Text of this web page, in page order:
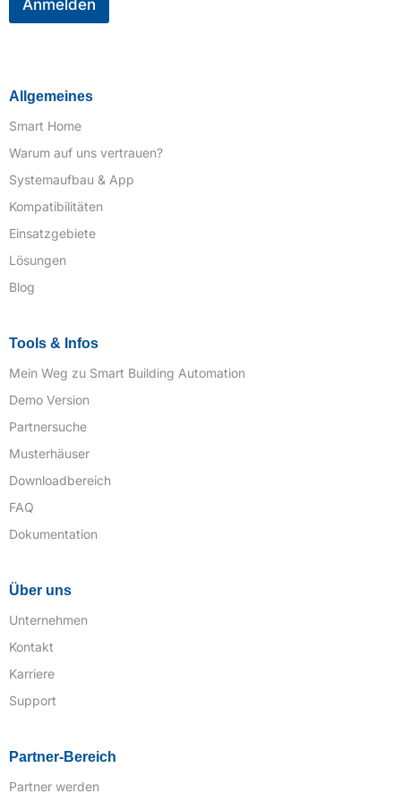
l
Anmelden
Allgemeines
Smart Home
Warum auf uns vertrauen?
Systemaufbau & App
Kompatibilitäten
Einsatzgebiete
Lösungen
Blog
Tools & Infos
Mein Weg zu Smart Building Automation
Demo Version
Partnersuche
Musterhäuser
Downloadbereich
FAQ
Dokumentation
Über uns
Unternehmen
Kontakt
Karriere
Support
Partner-Bereich
Partner werden